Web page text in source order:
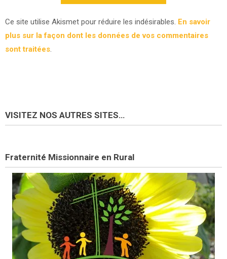
Ce site utilise Akismet pour réduire les indésirables. En savoir
plus sur la façon dont les données de vos commentaires
sont traitées.
VISITEZ NOS AUTRES SITES…
Fraternité Missionnaire en Rural